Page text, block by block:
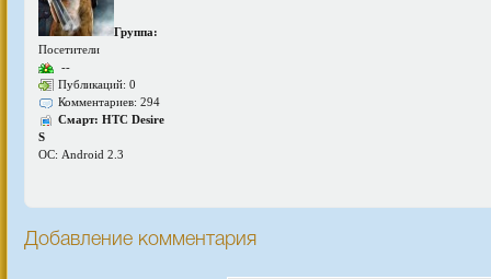
Группа:
Посетители
--
Публикаций: 0
Комментариев: 294
Смарт: HTC Desire
S
ОС: Android 2.3
Добавление комментария